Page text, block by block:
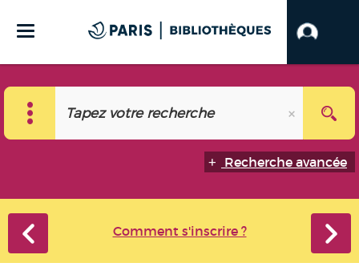
Recherche avancée
Comment s'inscrire ?